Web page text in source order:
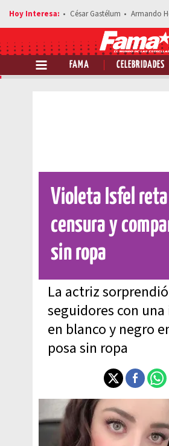
César Gastélum Armando
FAMA CELEBRIDADES
Violeta Isfel
censura y
sin ropa
La actriz
seguidores con
en blanco y negro
posa sin ropa